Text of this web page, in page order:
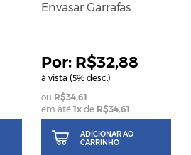
Envasar Garrafas
R$32,88
à vista (5% desc.)
R$34,61
em até 1xde R$34,61
ADICIONAR AO
CARRINHO